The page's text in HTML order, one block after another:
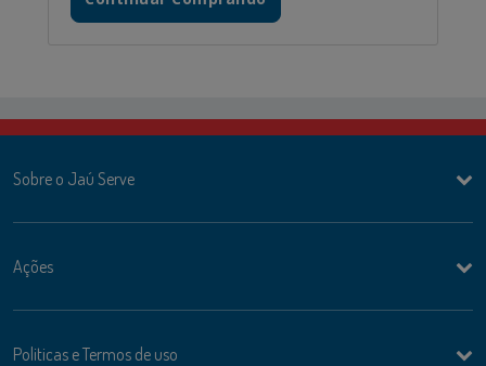
Sobre o Jaú Serve
Ações
Politicas e Termos de uso